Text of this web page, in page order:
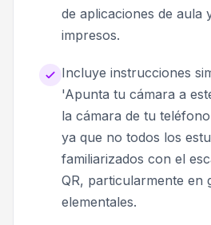
de aplicaciones de aula
impresos.
Incluye instrucciones
'Apunta tu cámara a
la cámara de tu
ya que no todos los
familiarizados con el
QR, particularmente en
elementales.